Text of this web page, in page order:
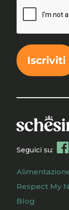
Iscriviti
Seguici su:
Respect My
Blog